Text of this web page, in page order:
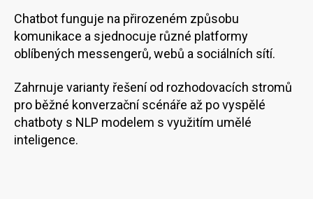
Chatbot funguje na přirozeném způsobu
komunikace a sjednocuje různé platformy
oblíbených messengerů, webů a sociálních sítí.
Zahrnuje varianty řešení od rozhodovacích stromů
pro běžné konverzační scénáře až po vyspělé
chatboty s NLP modelem s využitím umělé
inteligence.